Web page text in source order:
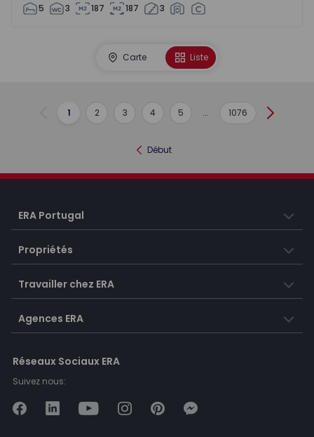
5 3 187 187 3
Carte Liste
Précédent
1 2 3 4 5 ... 1076 Suivant
Début
ERA Portugal
Propriétés
Travailler chez ERA
Agences ERA
Réseaux Sociaux ERA
Suivez nous: